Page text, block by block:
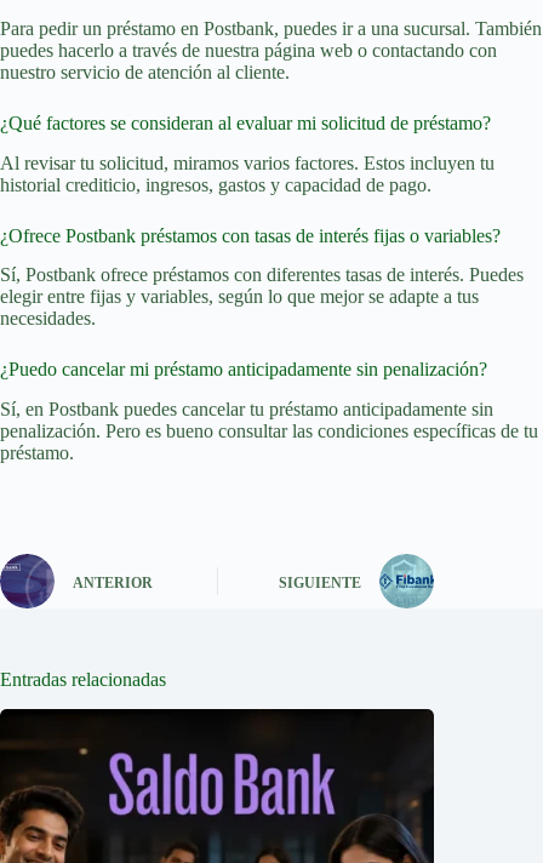
Para pedir un préstamo en Postbank, puedes ir a una sucursal. También
puedes hacerlo a través de nuestra página web o contactando con
nuestro servicio de atención al cliente.
¿Qué factores se consideran al evaluar mi solicitud de préstamo?
Al revisar tu solicitud, miramos varios factores. Estos incluyen tu
historial crediticio, ingresos, gastos y capacidad de pago.
¿Ofrece Postbank préstamos con tasas de interés fijas o variables?
Sí, Postbank ofrece préstamos con diferentes tasas de interés. Puedes
elegir entre fijas y variables, según lo que mejor se adapte a tus
necesidades.
¿Puedo cancelar mi préstamo anticipadamente sin penalización?
Sí, en Postbank puedes cancelar tu préstamo anticipadamente sin
penalización. Pero es bueno consultar las condiciones específicas de tu
préstamo.
ANTERIOR SIGUIENTE
Entradas relacionadas